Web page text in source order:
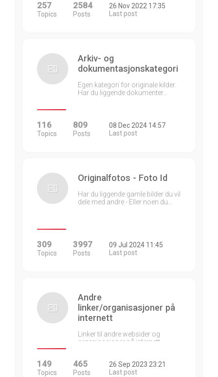
257
Topics
2584
Posts
26 Nov 2022 17:35
Last post
Arkiv- og
dokumentasjonskategori
Egen kategori for originale kilder.
Har du liggende dokumenter…
116
Topics
809
Posts
08 Dec 2024 14:57
Last post
Originalfotos - Foto Id
Har du liggende gamle bilder du vil
dele med andre - Eller noen du…
309
Topics
3997
Posts
09 Jul 2024 11:45
Last post
Andre
linker/organisasjoner på
internett
Linker til andre websider og
organisasjoner på internett…
149
Topics
465
Posts
26 Sep 2023 23:21
Last post